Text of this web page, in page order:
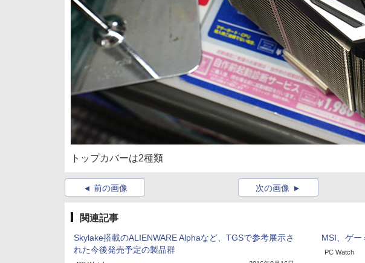
トップカバーは2種類
前の画像 次の画像
関連記事
Skylake搭載のALIENWARE Alphaなど、TGSで参考展示さ
れた今後発売予定の製品群
MSI、ゲー
PC Watch